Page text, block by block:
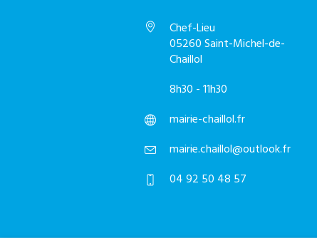
Chef-Lieu
05260 Saint-Michel-de-
Chaillol
8h30 - 11h30
mairie-chaillol.fr
mairie.chaillol@outlook.fr
04 92 50 48 57